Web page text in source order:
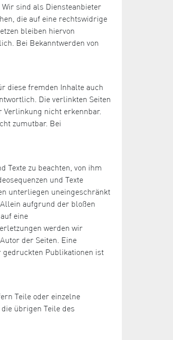
sind als Diensteanbieter
die auf eine rechtswidrige
bleiben hiervon
Bei Bekanntwerden von
diese fremden Inhalte auch
Die verlinkten Seiten
nicht erkennbar.
zumutbar. Bei
Texte zu beachten, von ihm
und Texte
unterliegen uneingeschränkt
aufgrund der bloßen
eine
werden wir
der Seiten. Eine
gedruckten Publikationen ist
Teile oder einzelne
übrigen Teile des